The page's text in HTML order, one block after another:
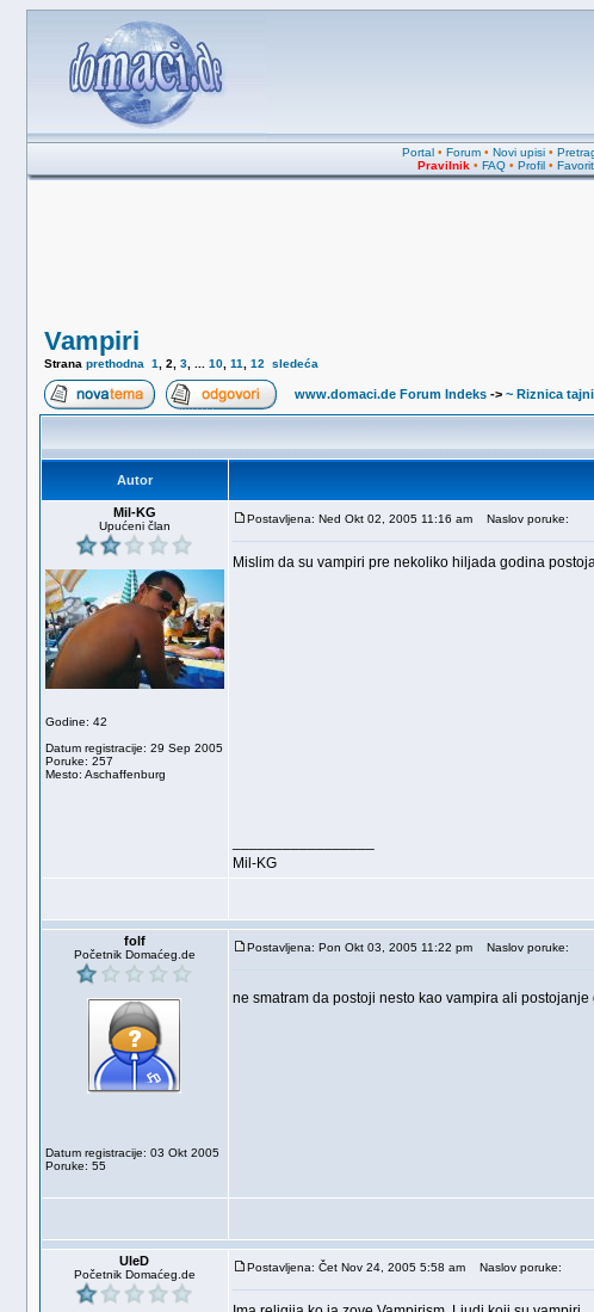
Portal• Forum• Novi upisi•
Pravilnik • FAQ • Profil •
Vampiri
Strana prethodna 1 2 3, ... 10, 11 12 sledeća
www.domaci.de Forum Indeks-> ~ Riznica
Autor
Mil-KG
Upućeni član
Godine: 42
Datum registracije: 29 Sep 2005
Poruke: 257
Mesto: Aschaffenburg
Postavljena: Ned Okt 02, 2005 11:16 am Naslov poruke:
Mislim da su vampiri pre nekoliko hiljada godina
Mil-KG
folf
Početnik Domaćeg.de
Datum registracije: 03 Okt 2005
Poruke: 55
Postavljena: Pon Okt 03, 2005 11:22 pm Naslov poruke:
ne smatram da postoji nesto kao vampira ali
UleD
Početnik Domaćeg.de
Postavljena: Čet Nov 24, 2005 5:58 am Naslov poruke: